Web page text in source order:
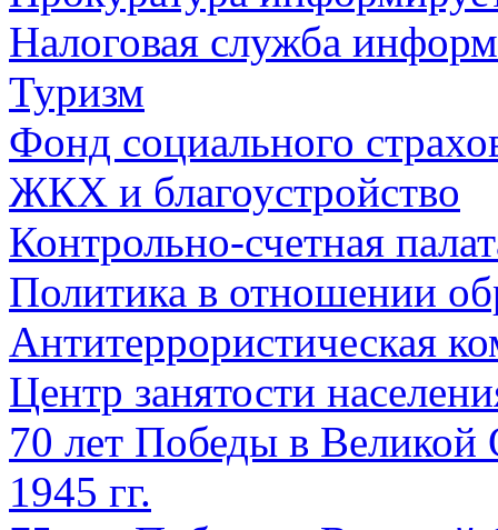
Налоговая служба
Туризм
Фонд социального
ЖКХ и благоустройство
Контрольно-счетная
Политика в отношении
Антитеррористическая
Центр занятости
70 лет Победы в Великой
1945 гг.